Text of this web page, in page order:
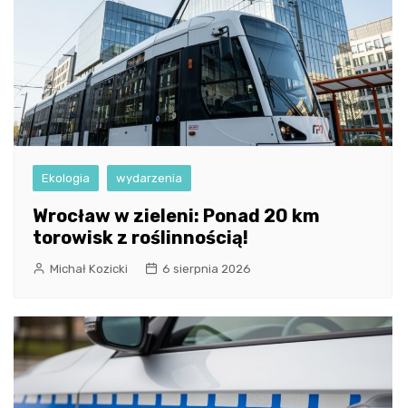
Ekologia wydarzenia
Wrocław w zieleni: Ponad 20 km
torowisk z roślinnością!
Michał Kozicki 6 sierpnia 2026